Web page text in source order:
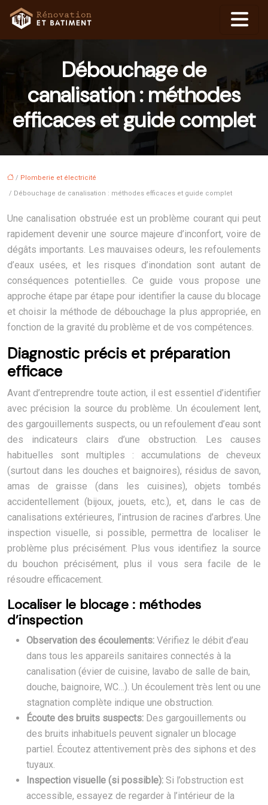
Débouchage de
canalisation : méthodes
efficaces et guide complet
/ Plomberie et électricité
/ Débouchage de canalisation : méthodes efficaces et guide complet
Une canalisation obstruée est un problème courant qui peut
rapidement devenir une source majeure d’inconfort, voire de
dégâts importants. Les mauvaises odeurs, les refoulements
d’eaux usées, et les risques d’inondation sont autant de
conséquences potentielles. Ce guide vous propose une
approche étape par étape pour identifier la cause du blocage
et choisir la méthode de débouchage la plus appropriée, en
fonction de la gravité du problème et de vos compétences.
Diagnostic précis et préparation
efficace
Avant d’entreprendre toute action, il est essentiel d’identifier
avec précision la source du problème. Un écoulement lent,
des gargouillements suspects, ou un refoulement d’eau sont
des indicateurs clairs d’une obstruction. Les causes
habituelles sont multiples : accumulations de cheveux
(surtout dans les douches et baignoires), résidus de savon,
amas de graisse (dans les cuisines), objets tombés
accidentellement (bijoux, jouets, etc.), et, dans le cas de
canalisations extérieures, l’intrusion de racines d’arbres. Une
inspection visuelle, si possible, permettra de localiser le
problème plus précisément. Plus vous identifiez la source
du bouchon précisément, plus il vous sera facile de le
résoudre efficacement.
Localiser le blocage : méthodes
d’inspection
Observation des écoulements: Vérifiez le débit d’eau
dans tous les appareils sanitaires connectés à la
canalisation (évier de cuisine, lavabo de salle de bain,
douche, baignoire, WC…). Un écoulement très lent ou une
stagnation complète indique une obstruction.
Écoute des bruits suspects: Des gargouillements ou
des bruits inhabituels peuvent signaler un blocage
partiel. Écoutez attentivement près des siphons et des
tuyaux.
Inspection visuelle (si possible): Si l’obstruction est
accessible, essayez de regarder à l’intérieur de la